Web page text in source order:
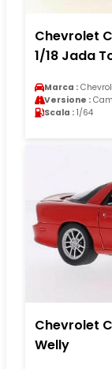
Chevrolet
1/18 Jada
Marca :
Versione :
Scala : 1/64
Chevrolet
Welly